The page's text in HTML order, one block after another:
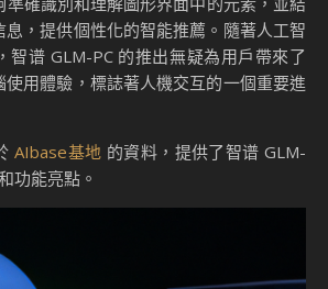
，提供個性化的智能推薦。隨著人工智
智谱 GLM-PC 的推出無疑為用戶帶來了
使用體驗，標誌著人機交互的一個重要進
AIbase基地 的資料，提供了智谱 GLM-
功能亮點。